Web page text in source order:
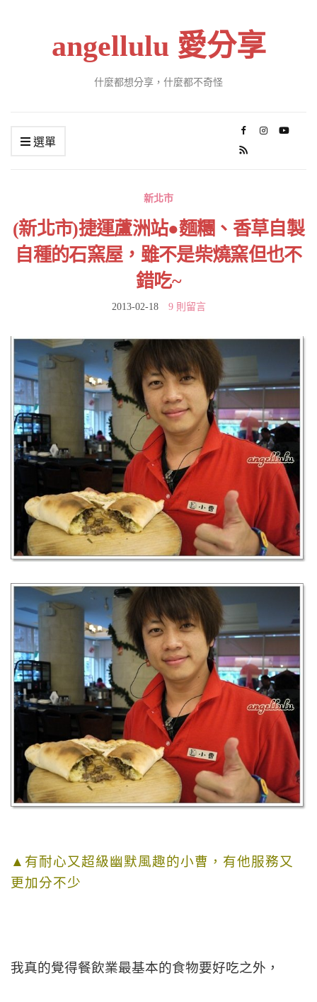
angellulu 愛分享
什麼都想分享，什麼都不奇怪
選單
新北市
(新北市)捷運蘆洲站●麵糰、香草自製
自種的石窯屋，雖不是柴燒窯但也不
錯吃~
2013-02-18 9 則留言
▲有耐心又超級幽默風趣的小曹，有他服務又
更加分不少
我真的覺得餐飲業最基本的食物要好吃之外，